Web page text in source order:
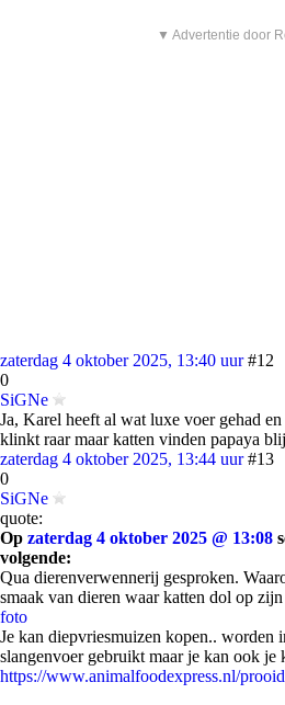
▼ Advertentie door
zaterdag 4 oktober 2025, 13:40 uur #12
0
SiGNe
Ja, Karel heeft al wat luxe voer gehad
klinkt raar maar katten vinden papaya
zaterdag 4 oktober 2025, 13:44 uur #13
0
SiGNe
quote:
Op zaterdag 4 oktober 2025 @ 13:08
volgende:
Qua dierenverwennerij gesproken.
smaak van dieren waar katten dol op
foto
Je kan diepvriesmuizen kopen.. worden
slangenvoer gebruikt maar je kan ook je
https://www.animalfoodexpress.nl/